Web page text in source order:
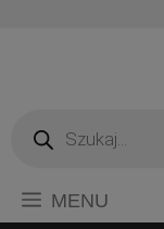
produktów
MENU